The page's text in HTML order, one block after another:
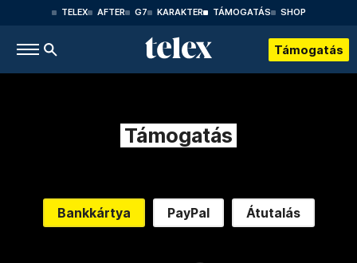
TELEX AFTER G7 KARAKTER TÁMOGATÁS SHOP
Támogatás
Támogatás
Bankkártya PayPal Átutalás